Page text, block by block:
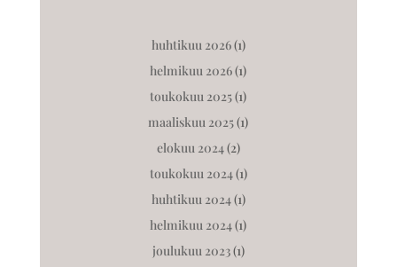
huhtikuu 2026(1)
helmikuu 2026(1)
toukokuu 2025(1)
maaliskuu 2025(1)
elokuu 2024(2)
toukokuu 2024(1)
huhtikuu 2024(1)
helmikuu 2024(1)
joulukuu 2023(1)